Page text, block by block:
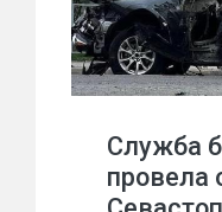
Служба
провела